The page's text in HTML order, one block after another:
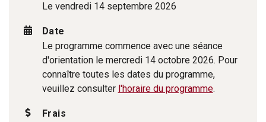
Le vendredi 14 septembre 2026
Date
Le programme commence avec une séance
d'orientation le mercredi 14 octobre 2026. Pour
connaître toutes les dates du programme,
veuillez consulter l'horaire du programme.
Frais